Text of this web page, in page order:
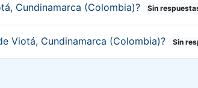
Cundinamarca (Colombia)? Sin
Viotá, Cundinamarca (Colombia)? Sin